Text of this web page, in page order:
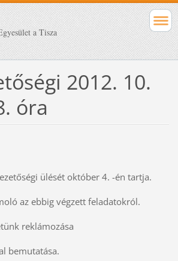
a Tisza
2012. 10.
óra
ülését október 4. -én tartja.
az ebbig végzett feladatokról.
reklámozása
bemutatása.